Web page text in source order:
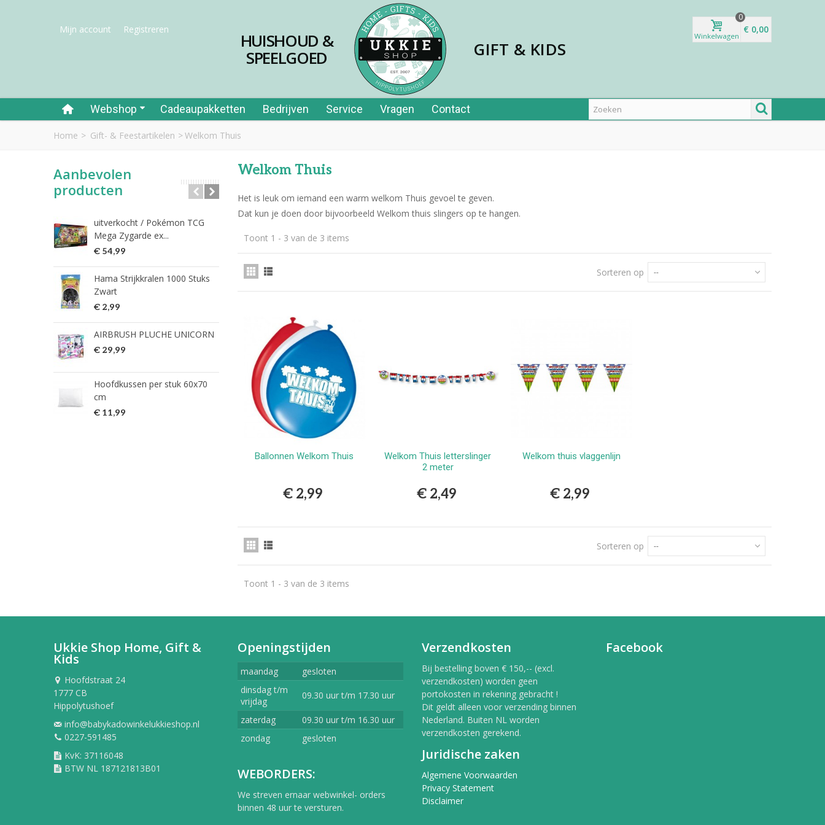
Mijn account Registreren
HUISHOUD &
SPEELGOED GIFT & KIDS
Winkelwagen
0
€ 0,00
Webshop Cadeaupakketten Bedrijven Service Vragen Contact
Home > Gift- & Feestartikelen > Welkom Thuis
Aanbevolen
producten
uitverkocht / Pokémon TCG
Mega Zygarde ex...
€ 54,99
Hama Strijkkralen 1000 Stuks
Zwart
€ 2,99
AIRBRUSH PLUCHE UNICORN
€ 29,99
Hoofdkussen per stuk 60x70
cm
€ 11,99
Rietjes papier 40st in tube
€ 1,99
fisher price leerplezier piano
HG vlekkenspray extra sterk/
verwijdert meest...
€ 9,99
HG Vlekkenspray / voor vlek
verwijdering en...
€ 7,99
Welkom Thuis
Het is leuk om iemand een warm welkom Thuis gevoel te geven.
Dat kun je doen door bijvoorbeeld Welkom thuis slingers op te hangen.
Toont 1 - 3 van de 3 items
Sorteren op --
Bestellen
Ballonnen Welkom Thuis
€ 2,99
Bestellen
Welkom Thuis letterslinger
2 meter
€ 2,49
Bestellen
Welkom thuis vlaggenlijn
€ 2,99
Sorteren op --
Toont 1 - 3 van de 3 items
Ukkie Shop Home, Gift &
Kids
Hoofdstraat 24
1777 CB
Hippolytushoef
info@babykadowinkelukkieshop.nl
0227-591485
KvK: 37116048
BTW NL 187121813B01
Openingstijden
maandag
gesloten
dinsdag t/m
vrijdag
09.30 uur t/m 17.30 uur
zaterdag
09.30 uur t/m 16.30 uur
zondag
gesloten
WEBORDERS:
We streven ernaar webwinkel- orders
binnen 48 uur te versturen.
Verzendkosten
Bij bestelling boven € 150,-- (excl.
verzendkosten) worden geen
portokosten in rekening gebracht !
Dit geldt alleen voor verzending binnen
Nederland. Buiten NL worden
verzendkosten gerekend.
Juridische zaken
Algemene Voorwaarden
Privacy Statement
Disclaimer
Facebook